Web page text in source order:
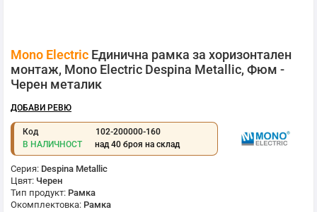
към
началото
на
галерия
със
снимки
Mono Electric Единична рамка за хоризонтален
монтаж, Mono Electric Despina Metallic, Фюм -
Черен металик
ДОБАВИ РЕВЮ
Код
102-200000-160
В НАЛИЧНОСТ
над 40 броя на склад
Серия: Despina Metallic
Цвят: Черен
Тип продукт: Рамка
Окомплектовка: Рамка